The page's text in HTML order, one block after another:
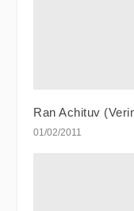
Ran Achituv
01/02/2011